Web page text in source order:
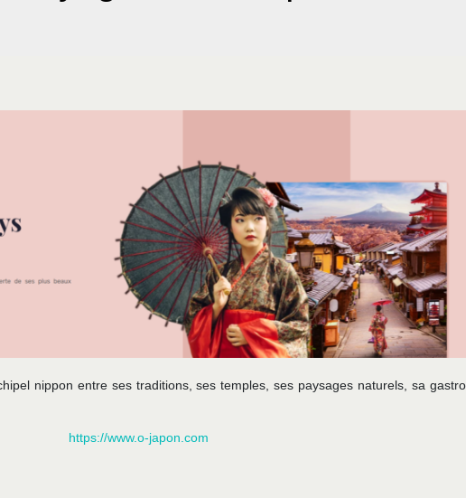
nippon entre ses traditions, ses temples, ses paysages naturels, sa
https://www.o-japon.com